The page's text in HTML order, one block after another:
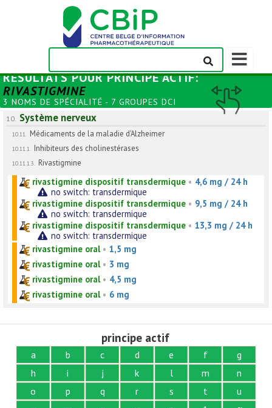
Afficher/
la
de
navigation
RÉSULTATS POURPRINCIPE ACTIF:
RIVASTIGMINE
3 NOMS DE SPÉCIALITÉ - 7 GROUPES DCI
10. Système nerveux
10.11. Médicaments de la maladie d'Alzheimer
10.11.1. Inhibiteurs des cholinestérases
10.11.1.3. Rivastigmine
rivastigmine dispositif transdermique • 4,6 mg / 24 h
no switch: transdermique
rivastigmine dispositif transdermique • 9,5 mg / 24 h
no switch: transdermique
rivastigmine dispositif transdermique • 13,3 mg / 24 h
no switch: transdermique
rivastigmine oral• 1,5 mg
rivastigmine oral• 3 mg
rivastigmine oral• 4,5 mg
rivastigmine oral• 6 mg
principe actif
a b c d e f
g
h
i j k l m
n
o
p q r s t
u